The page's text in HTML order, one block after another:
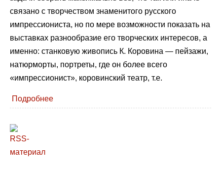
связано с творчеством знаменитого русского
импрессиониста, но по мере возможности показать на
выставках разнообразие его творческих интересов, а
именно: станковую живопись К. Коровина — пейзажи,
натюрморты, портреты, где он более всего
«импрессионист», коровинский театр, т.е.
Подробнее